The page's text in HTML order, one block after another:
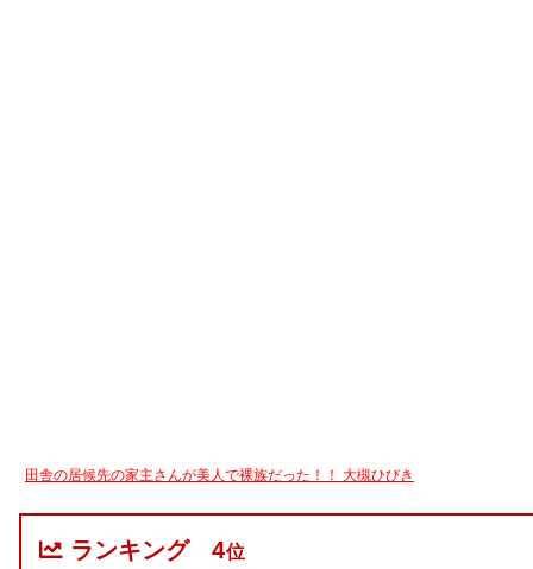
田舎の居候先の家主さんが美人で裸族だった！！ 大槻ひびき
ランキング 4位